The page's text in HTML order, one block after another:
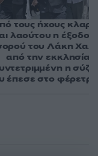
τους ήχους
λαούτου η έξοδος
του Λάκη
από την εκκλησία –
η
έπεσε στο